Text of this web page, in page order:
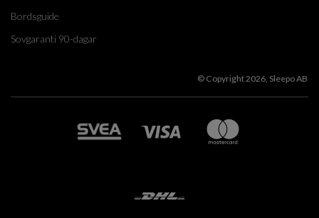
Bordsguide
Sovgaranti 90-dagar
© Copyright 2026, Sleepo AB